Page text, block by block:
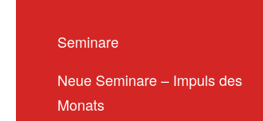
Seminare
Neue Seminare – Impuls des
Monats